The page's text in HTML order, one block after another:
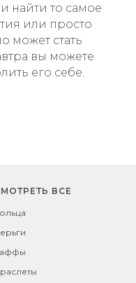
найти то самое
или просто
может стать
вы можете
его себе.
ВСЕ